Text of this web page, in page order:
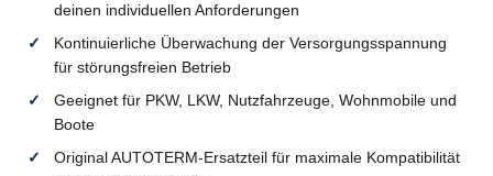
deinen individuellen Anforderungen
Kontinuierliche Überwachung der Versorgungsspannung
für störungsfreien Betrieb
Geeignet für PKW, LKW, Nutzfahrzeuge, Wohnmobile und
Boote
Original AUTOTERM-Ersatzteil für maximale Kompatibilität